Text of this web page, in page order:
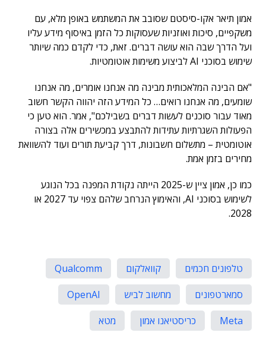
אמון תיאר אקו-סיסטם שסובב את המשתמש באופן מלא, עם
משקפיים, סיכות ואוזניות שעסוקות כל הזמן באיסוף מידע עליו
ועל הדרך שבה הוא עושה דברים. זאת, כדי לקדם כמה שיותר
שימוש בסוכני AI לביצוע משימות אוטומטיות.
"אם הבינה המלאכותית מבינה מה אנחנו אומרים, מה אנחנו
שומעים, מה אנחנו רואים… כל המידע הזה יהווה הקשר חשוב
מאוד עבור סוכנים לעשות דברים בשבילכם", אמר. הוא טען כי
הפעולות השגרתיות עתידות להתבצע במכשירים אלה בצורה
אוטומטית – מתשלום חשבונות, דרך קביעת תורים ועוד להשוואת
מחירים בזמן אמת.
כמו כן, אמון ציין ש-2025 הייתה נקודת המפנה בכל הנוגע
לשימוש בסוכני AI, והאימוץ הנרחב שלהם צפוי עד 2027 או
2028.
טלפונים חכמים קוואלקום
Qualcomm
סמארטפונים
מחשוב לביש
OpenAI
Meta
כריסטיאנו אמון מטא